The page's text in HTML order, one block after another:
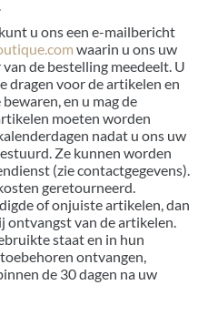
u ons een e-mailbericht
waarin u ons uw
de bestelling meedeelt. U
dragen voor de artikelen en
en u mag de
moeten worden
nadat u ons uw
Ze kunnen worden
(zie contactgegevens).
geretourneerd.
of onjuiste artikelen, dan
ontvangst van de artikelen.
staat en in hun
ontvangen,
de 30 dagen na uw